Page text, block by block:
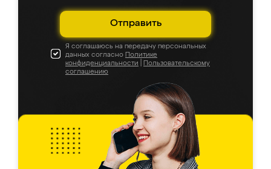
Отправить
Я соглашаюсь на передачу персональных
данных согласно Политике
конфиденциальности
Пользовательскому
соглашению